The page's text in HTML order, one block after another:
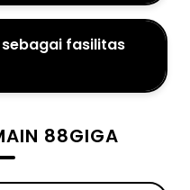
fasilitas
88GIGA